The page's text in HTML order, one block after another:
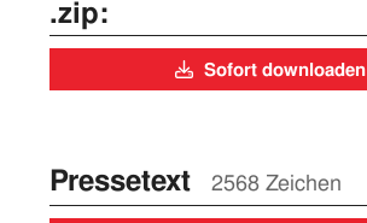
.zip:
Sofort downloaden
Pressetext 2568 Zeichen